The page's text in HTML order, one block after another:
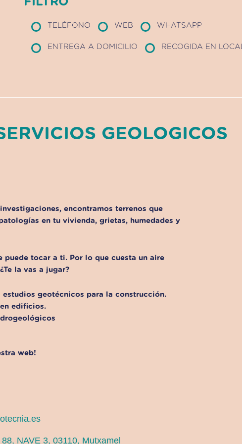
TELÉFONO WEB WHATSAPP
ENTREGA A DOMICILIO RECOGIDA EN LOCAL
GEOLOGICOS
encontramos terrenos que
en tu vivienda, grietas, humedades y
puede tocar a ti. Por lo que cuesta un aire
la vas a jugar?
estudios geotécnicos para la construcción.
edificios.
web!
NAVE 3, 03110, Mutxamel